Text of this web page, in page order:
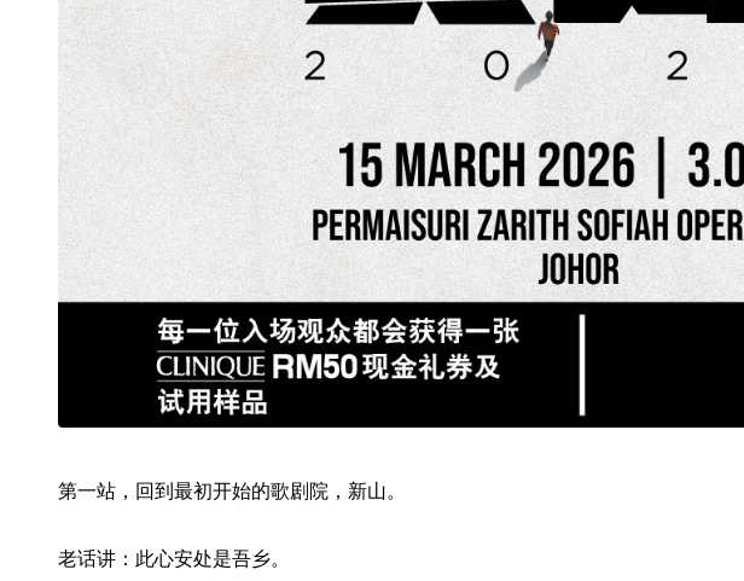
第一站，回到最初开始的歌剧院，新山。
老话讲：此心安处是吾乡。